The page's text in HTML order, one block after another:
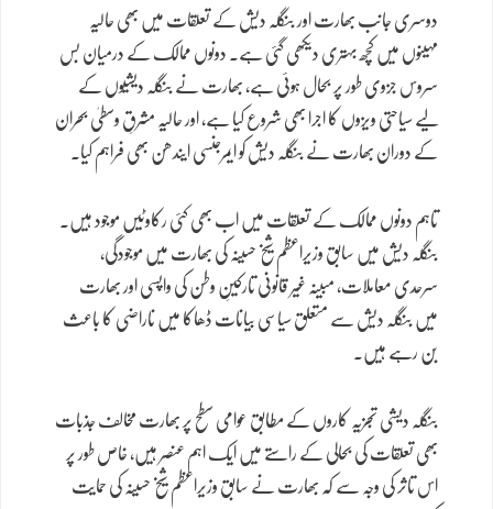
دوسری جانب بھارت اور بنگلہ دیش کے تعلقات میں بھی حالیہ
مہینوں میں کچھ بہتری دیکھی گئی ہے۔ دونوں ممالک کے درمیان بس
سروس جزوی طور پر بحال ہوئی ہے، بھارت نے بنگلہ دیشیوں کے
لیے سیاحتی ویزوں کا اجرا بھی شروع کیا ہے، اور حالیہ مشرقِ وسطیٰ بحران
کے دوران بھارت نے بنگلہ دیش کو ایمرجنسی ایندھن بھی فراہم کیا۔
تاہم دونوں ممالک کے تعلقات میں اب بھی کئی رکاوٹیں موجود ہیں۔
بنگلہ دیش میں سابق وزیراعظم شیخ حسینہ کی بھارت میں موجودگی،
سرحدی معاملات، مبینہ غیر قانونی تارکینِ وطن کی واپسی اور بھارت
میں بنگلہ دیش سے متعلق سیاسی بیانات ڈھاکا میں ناراضی کا باعث
بن رہے ہیں۔
بنگلہ دیشی تجزیہ کاروں کے مطابق عوامی سطح پر بھارت مخالف جذبات
بھی تعلقات کی بحالی کے راستے میں ایک اہم عنصر ہیں، خاص طور پر
اس تاثر کی وجہ سے کہ بھارت نے سابق وزیراعظم شیخ حسینہ کی حمایت